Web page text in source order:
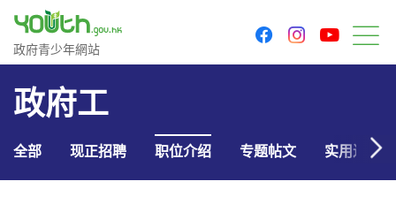
政府青少年网站
政府青少年網站
facebookinstagram
政府工
全部 现正招聘 职位介绍 专题帖文 实用连结